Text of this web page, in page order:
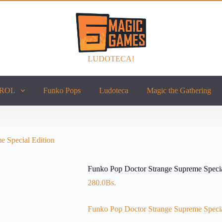
LUDOTECA!
Funko Pops Ludoteca Magic the Gathering
Special Edition
Funko Pop Doctor Strange Supreme
280.0Bs.
Funko Pop Doctor Strange Supreme